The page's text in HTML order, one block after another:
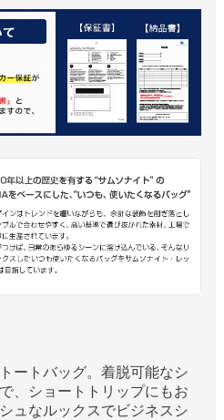
ートバッグ。着脱可能なシ
、ショートトリップにもお
ュなルックスでビジネスシ